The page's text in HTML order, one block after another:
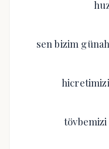
sen bizim